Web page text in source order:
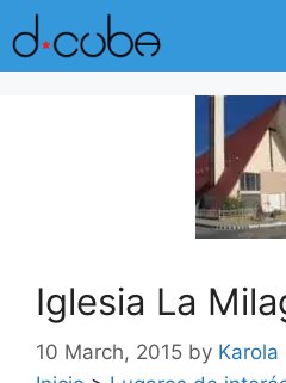
Skip
to
content
Iglesia La
10 March, 2015 by Karola